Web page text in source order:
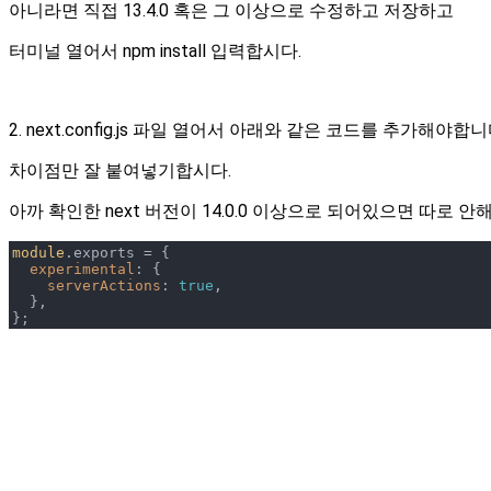
아니라면 직접 13.4.0 혹은 그 이상으로 수정하고 저장하고
터미널 열어서 npm install 입력합시다.
2. next.config.js 파일 열어서 아래와 같은 코드를 추가해야합니
차이점만 잘 붙여넣기합시다.
아까 확인한 next 버전이 14.0.0 이상으로 되어있으면 따로 안
module .exports = {
experimental : {
serverActions : true ,
  },
};